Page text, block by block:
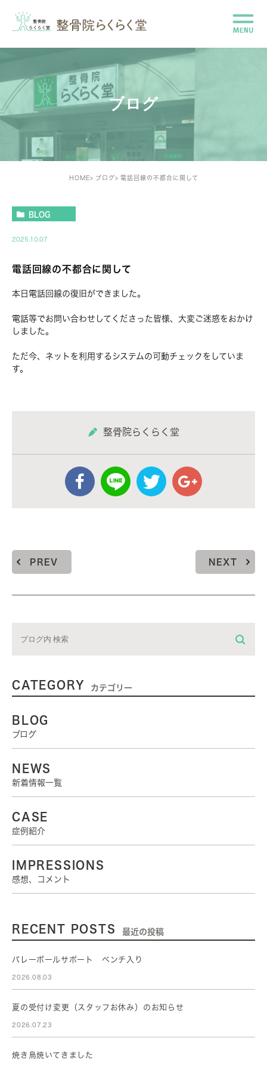
ブログ
HOME ブログ 電話回線の不都合に関して
BLOG
2025.10.07
電話回線の不都合に関して
本日電話回線の復旧ができました。
電話等でお問い合わせしてくださった皆様、大変ご迷惑をおかけ
しました。
ただ今、ネットを利用するシステムの可動チェックをしていま
す。
整骨院らくらく堂
PREV NEXT
CATEGORY カテゴリー
BLOG
ブログ
NEWS
新着情報一覧
CASE
症例紹介
IMPRESSIONS
感想、コメント
RECENT POSTS 最近の投稿
バレーボールサポート ベンチ入り
2026.08.03
夏の受付け変更（スタッフお休み）のお知らせ
2026.07.23
焼き鳥焼いてきました